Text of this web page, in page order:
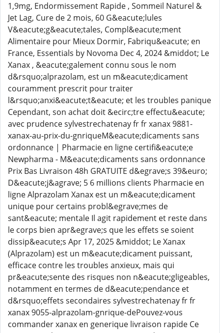
1,9mg, Endormissement Rapide , Sommeil Naturel &
Jet Lag, Cure de 2 mois, 60 G&eacute;lules
V&eacute;g&eacute;tales, Compl&eacute;ment
Alimentaire pour Mieux Dormir, Fabriqu&eacute; en
France, Essentials by Novoma Dec 4, 2024 &middot; Le
Xanax , &eacute;galement connu sous le nom
d&rsquo;alprazolam, est un m&eacute;dicament
couramment prescrit pour traiter
l&rsquo;anxi&eacute;t&eacute; et les troubles panique
Cependant, son achat doit &ecirc;tre effectu&eacute;
avec prudence sylvestrechatenay fr fr xanax 9881-
xanax-au-prix-du-gnriqueM&eacute;dicaments sans
ordonnance | Pharmacie en ligne certifi&eacute;e
Newpharma - M&eacute;dicaments sans ordonnance
Prix Bas Livraison 48h GRATUITE d&egrave;s 39&euro;
D&eacute;j&agrave; 5 6 millions clients Pharmacie en
ligne Alprazolam Xanax est un m&eacute;dicament
unique pour certains probl&egrave;mes de
sant&eacute; mentale Il agit rapidement et reste dans
le corps bien apr&egrave;s que les effets se soient
dissip&eacute;s Apr 17, 2025 &middot; Le Xanax
(Alprazolam) est un m&eacute;dicament puissant,
efficace contre les troubles anxieux, mais qui
pr&eacute;sente des risques non n&eacute;gligeables,
notamment en termes de d&eacute;pendance et
d&rsquo;effets secondaires sylvestrechatenay fr fr
xanax 9055-alprazolam-gnrique-dePouvez-vous
commander xanax en generique livraison rapide Ce